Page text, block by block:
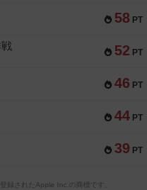
58 PT
52 PT
46 PT
44 PT
39 PT
録されたApple Inc.の商標です。